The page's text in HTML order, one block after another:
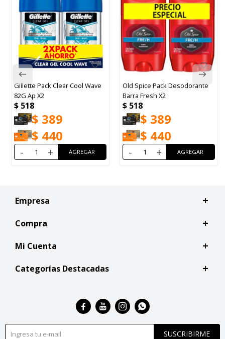
Gillette Pack Clear Cool Wave
82G Ap X2
$ 518
$ 389
$ 440
- +
Old Spice Pack Desodorante
Barra Fresh X2
$ 518
$ 389
$ 440
- +
Empresa
Compra
Mi Cuenta
Categorías Destacadas
SUSCRIBIRME
   